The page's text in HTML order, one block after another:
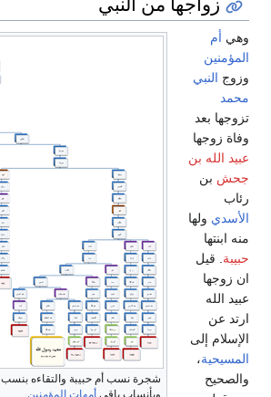
شجرة نسب أم حبيبة والتقاءه بنسب
وبأنساب باقي أمهات المؤمنين.
وهي أم
المؤمنين
وزوج النبي
محمد
تزوجها بعد
وفاة زوجها
عبيد الله بن
جحش بن
رئاب
الأسدي ولها
منه ابنتها
حبيبة . قيل
ان زوجها
عبيد الله
ارتد عن
الإسلام إلى
المسيحية،
والصحيح